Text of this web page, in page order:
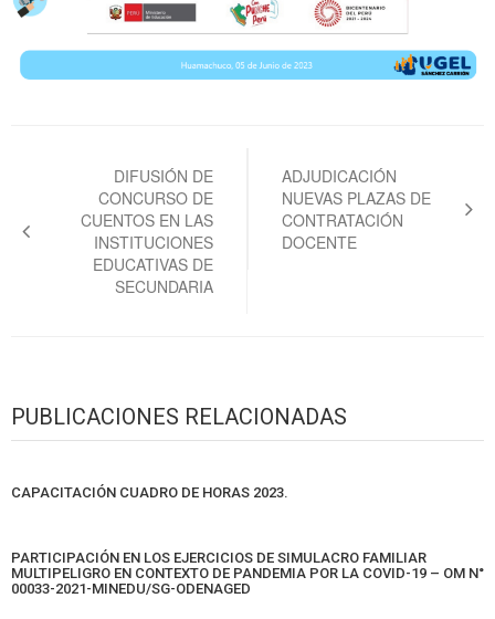
entradas
DIFUSIÓN DE
CONCURSO DE
CUENTOS EN LAS
INSTITUCIONES
EDUCATIVAS DE
SECUNDARIA
ADJUDICACIÓN
NUEVAS PLAZAS DE
CONTRATACIÓN
DOCENTE
PUBLICACIONES RELACIONADAS
CAPACITACIÓN CUADRO DE HORAS 2023.
PARTICIPACIÓN EN LOS EJERCICIOS DE SIMULACRO FAMILIAR
MULTIPELIGRO EN CONTEXTO DE PANDEMIA POR LA COVID-19 – OM N°
00033-2021-MINEDU/SG-ODENAGED